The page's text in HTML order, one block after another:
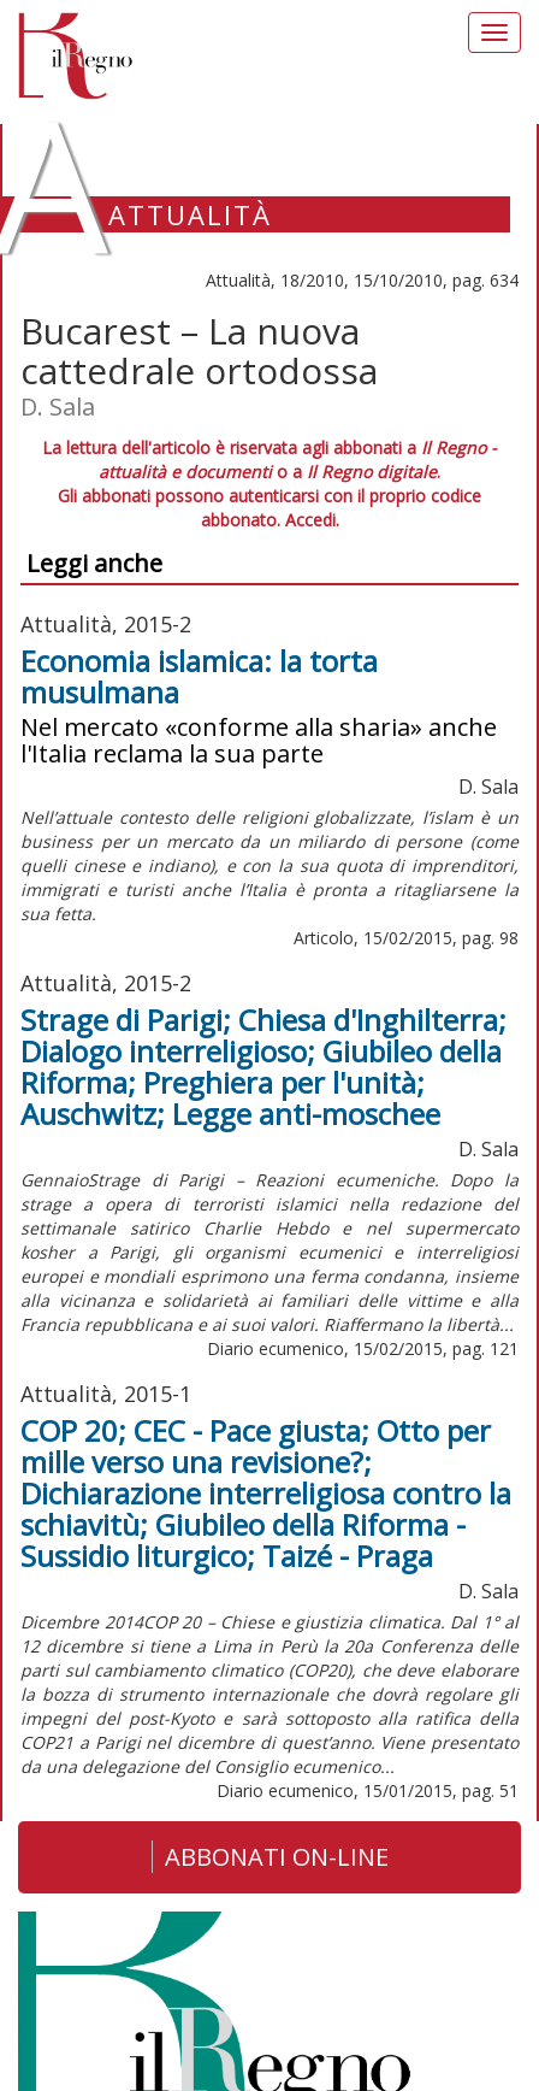
ATTUALITÀ
Attualità, 18/2010, 15/10/2010, pag. 634
Bucarest – La nuova
cattedrale ortodossa
D. Sala
La lettura dell'articolo è riservata agli abbonati a Il Regno -
attualità e documentio a Il Regno digitale.
Gli abbonati possono autenticarsi con il proprio codice
abbonato. Accedi.
Leggi anche
Attualità, 2015-2
Economia islamica: la torta
musulmana
Nel mercato «conforme alla sharia» anche
l'Italia reclama la sua parte
D. Sala
Nell’attuale contesto delle religioni globalizzate, l’islam è un
business per un mercato da un miliardo di persone (come
quelli cinese e indiano), e con la sua quota di imprenditori,
immigrati e turisti anche l’Italia è pronta a ritagliarsene la
sua fetta.
Articolo, 15/02/2015, pag. 98
Attualità, 2015-2
Strage di Parigi; Chiesa d'Inghilterra;
Dialogo interreligioso; Giubileo della
Riforma; Preghiera per l'unità;
Auschwitz; Legge anti-moschee
D. Sala
GennaioStrage di Parigi – Reazioni ecumeniche. Dopo la
strage a opera di terroristi islamici nella redazione del
settimanale satirico Charlie Hebdo e nel supermercato
kosher a Parigi, gli organismi ecumenici e interreligiosi
europei e mondiali esprimono una ferma condanna, insieme
alla vicinanza e solidarietà ai familiari delle vittime e alla
Francia repubblicana e ai suoi valori. Riaffermano la libertà...
Diario ecumenico, 15/02/2015, pag. 121
Attualità, 2015-1
COP 20; CEC - Pace giusta; Otto per
mille verso una revisione?;
Dichiarazione interreligiosa contro la
schiavitù; Giubileo della Riforma -
Sussidio liturgico; Taizé - Praga
D. Sala
Dicembre 2014COP 20 – Chiese e giustizia climatica. Dal 1° al
12 dicembre si tiene a Lima in Perù la 20a Conferenza delle
parti sul cambiamento climatico (COP20), che deve elaborare
la bozza di strumento internazionale che dovrà regolare gli
impegni del post-Kyoto e sarà sottoposto alla ratifica della
COP21 a Parigi nel dicembre di quest’anno. Viene presentato
da una delegazione del Consiglio ecumenico...
Diario ecumenico, 15/01/2015, pag. 51
ABBONATI ON-LINE